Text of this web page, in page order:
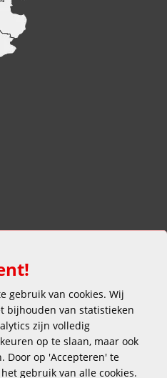
gebruik van cookies. Wij
bijhouden van statistieken
zijn volledig
op te slaan, maar ook
Door op 'Accepteren' te
gebruik van alle cookies.